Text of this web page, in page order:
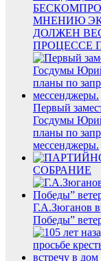
МНЕНИЮ
ДОЛЖЕН
ПРОЦЕССЕ
Первый
Госдумы
планы по
мессенджеры.
СОБРАНИЕ
Г.А.Зюганов
Победы”